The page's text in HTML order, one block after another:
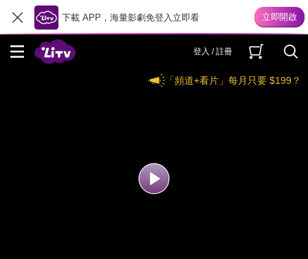
下載 APP，海量影劇免登入立即看
登入 / 註冊
「頻道+看片」每月只要 $199？